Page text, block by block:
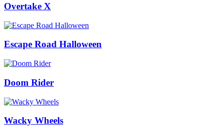
Overtake X
Escape Road Halloween
Doom Rider
Wacky Wheels